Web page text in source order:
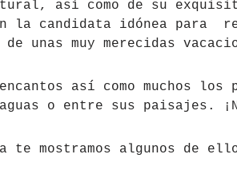
así como de su
la candidata idónea para
unas muy merecidas
así como muchos los
o entre sus paisajes.
te mostramos algunos de